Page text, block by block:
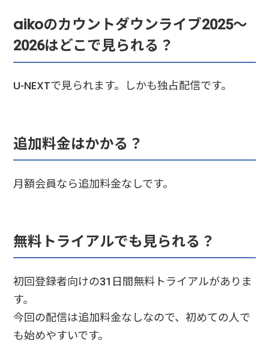
aikoのカウントダウンライブ2025〜
2026はどこで見られる？
U-NEXTで見られます。しかも独占配信です。
追加料金はかかる？
月額会員なら追加料金なしです。
無料トライアルでも見られる？
初回登録者向けの31日間無料トライアルがありま
す。
今回の配信は追加料金なしなので、初めての人で
も始めやすいです。